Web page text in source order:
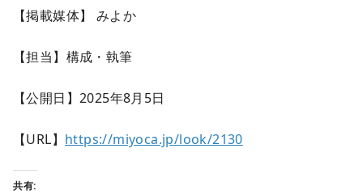
【掲載媒体】 みよか
【担当】構成・執筆
【公開日】2025年8月5日
【URL】 https://miyoca.jp/look/2130
共有: